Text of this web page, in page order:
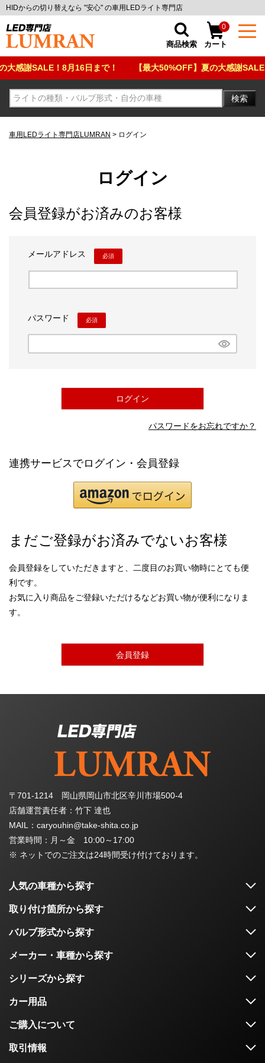
HIDからの切り替えなら "安心" の車用LEDライト専門店
商品検索 カート
0
感謝SALE！8月16日まで！ 【最大50%OFF】夏の大感謝SALE
検索
車用LEDライト専門店LUMRAN ログイン
ログイン
会員登録がお済みのお客様
メールアドレス
(必須)
パスワード
(必須)
ログイン
パスワードをお忘れですか？
連携サービスでログイン・会員登録
まだご登録がお済みでないお客様
会員登録をしていただきますと、二度目のお買い物時にとても便
利です。
お気に入り商品をご登録いただけるなどお買い物が便利になりま
す。
会員登録
〒701-1214 岡山県岡山市北区辛川市場500-4
店舗運営責任者：竹下 達也
MAIL：caryouhin@take-shita.co.jp
営業時間：月～金 10:00～17:00
※ ネットでのご注文は24時間受け付けております。
人気の車種から探す
取り付け箇所から探す
バルブ形式から探す
メーカー・車種から探す
シリーズから探す
カー用品
ご購入について
取引情報